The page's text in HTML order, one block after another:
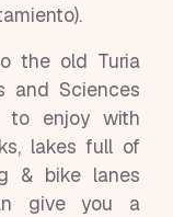
the old Turia
and Sciences
to enjoy with
lakes full of
& bike lanes
give you a